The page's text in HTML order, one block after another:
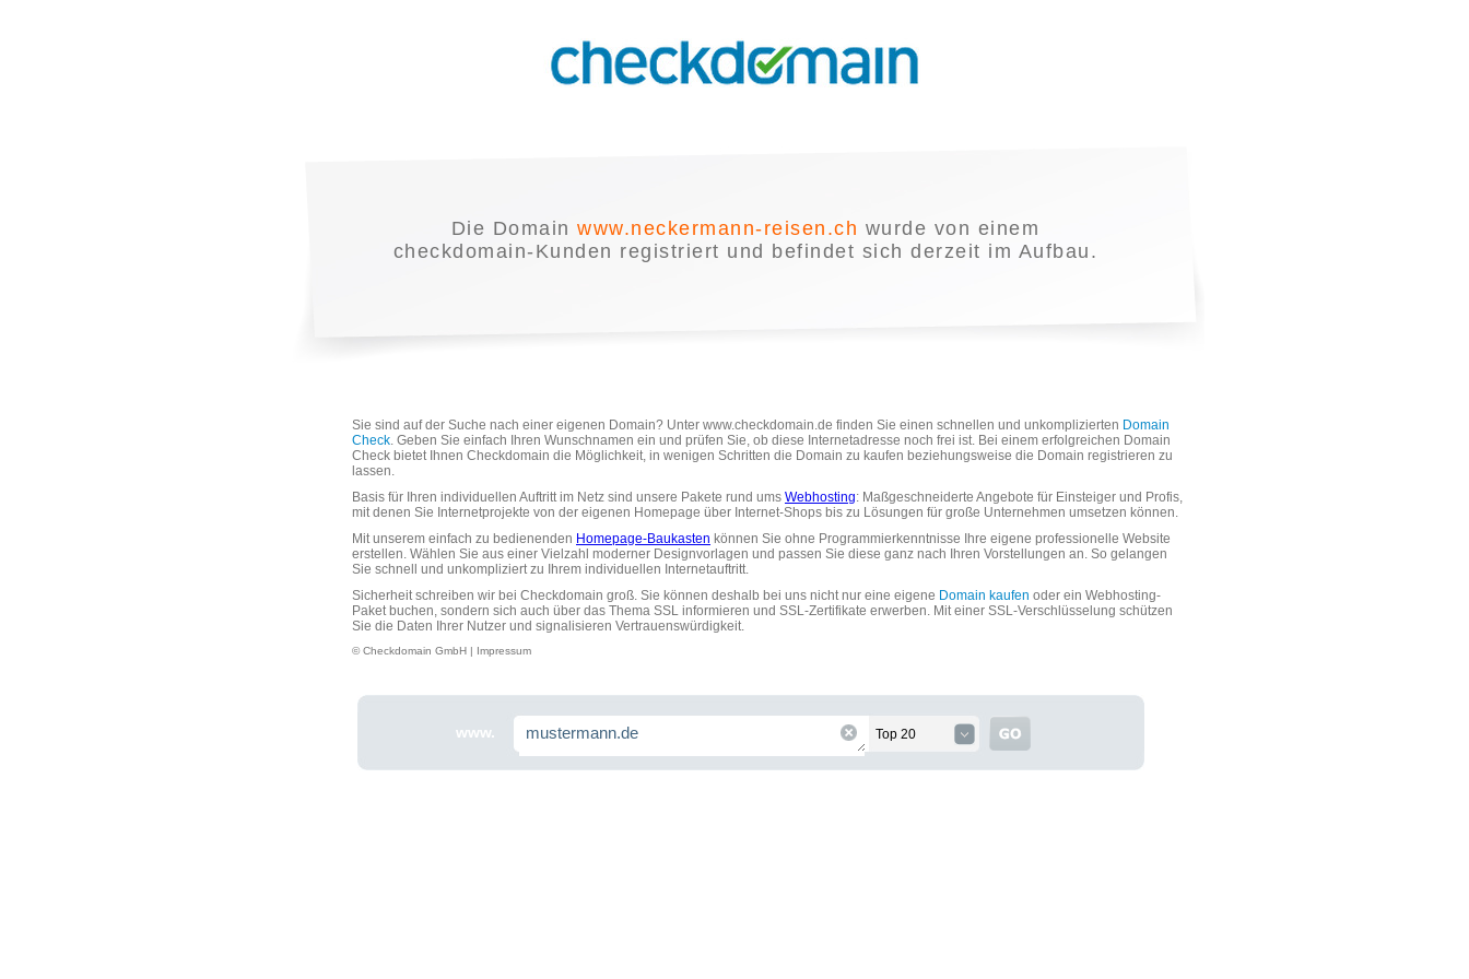
Die Domainwww.neckermann-reisen.ch wurde von einem
checkdomain-Kunden registriert und befindet sich derzeit im Aufbau.
Sie sind auf der Suche nach einer eigenen Domain? Unter www.checkdomain.de finden Sie einen schnellen und unkomplizierten Domain
Check. Geben Sie einfach Ihren Wunschnamen ein und prüfen Sie, ob diese Internetadresse noch frei ist. Bei einem erfolgreichen Domain
Check bietet Ihnen Checkdomain die Möglichkeit, in wenigen Schritten die Domain zu kaufen beziehungsweise die Domain registrieren zu
lassen.
Basis für Ihren individuellen Auftritt im Netz sind unsere Pakete rund ums Webhosting: Maßgeschneiderte Angebote für Einsteiger und Profis,
mit denen Sie Internetprojekte von der eigenen Homepage über Internet-Shops bis zu Lösungen für große Unternehmen umsetzen können.
Mit unserem einfach zu bedienenden Homepage-Baukasten können Sie ohne Programmierkenntnisse Ihre eigene professionelle Website
erstellen. Wählen Sie aus einer Vielzahl moderner Designvorlagen und passen Sie diese ganz nach Ihren Vorstellungen an. So gelangen
Sie schnell und unkompliziert zu Ihrem individuellen Internetauftritt.
Sicherheit schreiben wir bei Checkdomain groß. Sie können deshalb bei uns nicht nur eine eigene Domain kaufen oder ein Webhosting-
Paket buchen, sondern sich auch über das Thema SSL informieren und SSL-Zertifikate erwerben. Mit einer SSL-Verschlüsselung schützen
Sie die Daten Ihrer Nutzer und signalisieren Vertrauenswürdigkeit.
© Checkdomain GmbH | Impressum
www. Top 20